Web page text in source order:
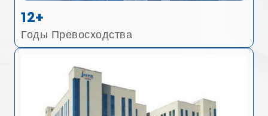
12+
Годы Превосходства